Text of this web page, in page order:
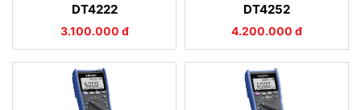
DT4222
3.100.000 đ
DT4252
4.200.000 đ